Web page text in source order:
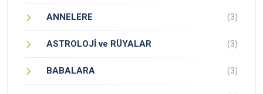
ANNELERE (3)
ASTROLOJİ ve RÜYALAR (3)
BABALARA (3)